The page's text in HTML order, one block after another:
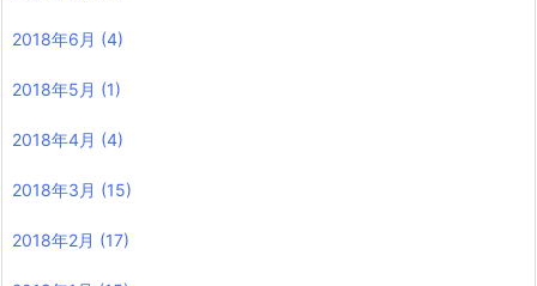
2018年6月 (4)
2018年5月 (1)
2018年4月 (4)
2018年3月 (15)
2018年2月 (17)